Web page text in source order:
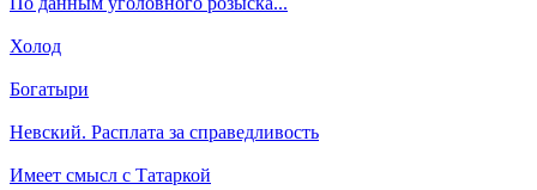
Холод
Богатыри
Невский. Расплата за справедливость
Имеет смысл с Татаркой